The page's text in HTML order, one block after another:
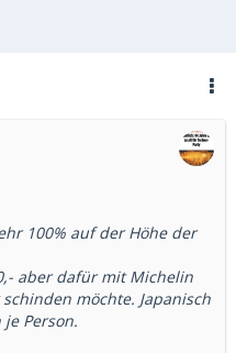
100% auf der Höhe der
aber dafür mit Michelin
möchte. Japanisch
je Person.